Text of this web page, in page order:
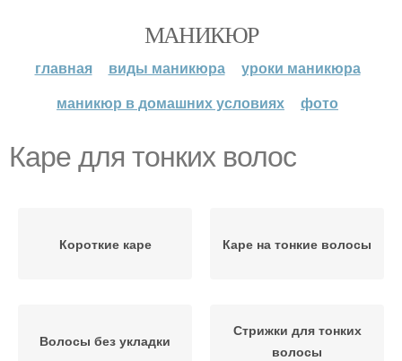
МАНИКЮР
главная виды маникюра
уроки маникюра
маникюр в домашних условиях
фото
Каре для тонких волос
Короткие каре Каре на тонкие волосы
Волосы без укладки
Стрижки для тонких
волосы